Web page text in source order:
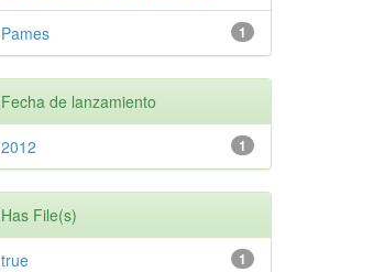
1
Pames
Fecha de lanzamiento
1
2012
Has File(s)
1
true